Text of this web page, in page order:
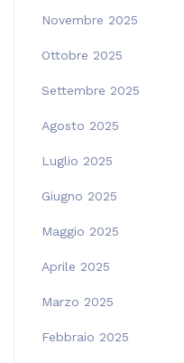
Novembre 2025
Ottobre 2025
Settembre 2025
Agosto 2025
Luglio 2025
Giugno 2025
Maggio 2025
Aprile 2025
Marzo 2025
Febbraio 2025